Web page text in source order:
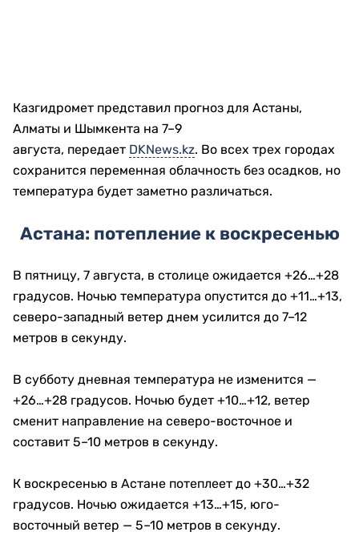
Казгидромет представил прогноз для Астаны,
Алматы и Шымкента на 7–9
августа, передает DKNews.kz. Во всех трех городах
сохранится переменная облачность без осадков, но
температура будет заметно различаться.
Астана: потепление к воскресенью
В пятницу, 7 августа, в столице ожидается +26…+28
градусов. Ночью температура опустится до +11…+13,
северо-западный ветер днем усилится до 7–12
метров в секунду.
В субботу дневная температура не изменится —
+26…+28 градусов. Ночью будет +10…+12, ветер
сменит направление на северо-восточное и
составит 5–10 метров в секунду.
К воскресенью в Астане потеплеет до +30…+32
градусов. Ночью ожидается +13…+15, юго-
восточный ветер — 5–10 метров в секунду.